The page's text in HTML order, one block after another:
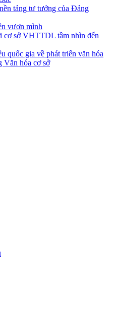
tảng tư tưởng của Đảng
vươn mình
cơ sở VHTTDL tầm nhìn đến
quốc gia về phát triển văn hóa
Văn hóa cơ sở